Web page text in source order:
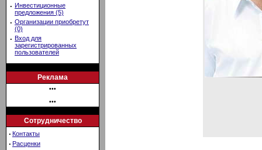
· Инвестиционные
предложения (5)
· Организации приобретут
(0)
· Вход для
зарегистрированных
пользователей
Реклама
•••
•••
Сотрудничество
· Контакты
· Расценки